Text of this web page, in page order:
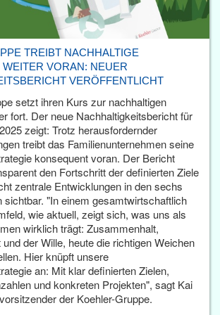
TREIBT NACHHALTIGE
VORAN: NEUER
VERÖFFENTLICHT
setzt ihren Kurs zur nachhaltigen
fort. Der neue Nachhaltigkeitsbericht für
zeigt: Trotz herausfordernder
treibt das Familienunternehmen seine
konsequent voran. Der Bericht
den Fortschritt der definierten Ziele
zentrale Entwicklungen in den sechs
sichtbar. "In einem gesamtwirtschaftlich
wie aktuell, zeigt sich, was uns als
wirklich trägt: Zusammenhalt,
der Wille, heute die richtigen Weichen
Hier knüpft unsere
an: Mit klar definierten Zielen,
und konkreten Projekten", sagt Kai
der Koehler-Gruppe.